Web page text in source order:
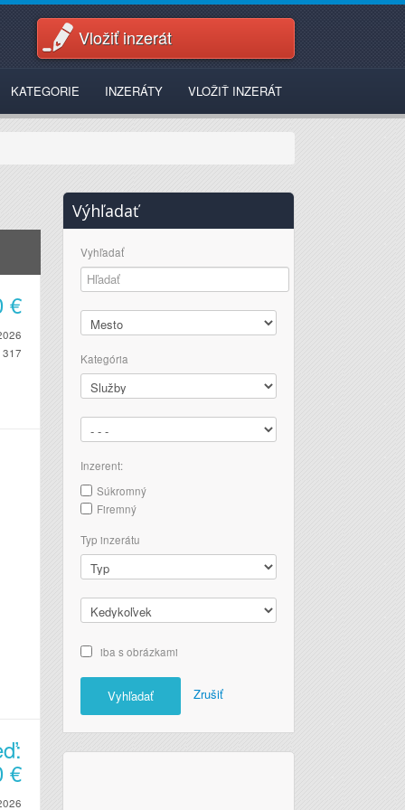
Vložiť inzerát
KATEGORIE INZERÁTY VLOŽIŤ INZERÁT
€
317
€
Výhľadať
Vyhľadať
Kategória
Inzerent:
Súkromný
Firemný
Typ inzerátu
iba s obrázkami
Vyhľadať Zrušiť